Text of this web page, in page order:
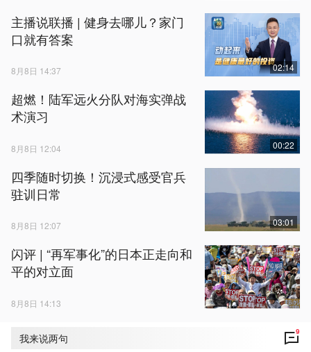
我来说两句 9
主播说联播 | 健身去哪儿？家门
口就有答案
8月8日 14:37 02:14
超燃！陆军远火分队对海实弹战
术演习
8月8日 12:04 00:22
四季随时切换！沉浸式感受官兵
驻训日常
8月8日 12:07 03:01
闪评 | “再军事化”的日本正走向和
平的对立面
8月8日 14:13